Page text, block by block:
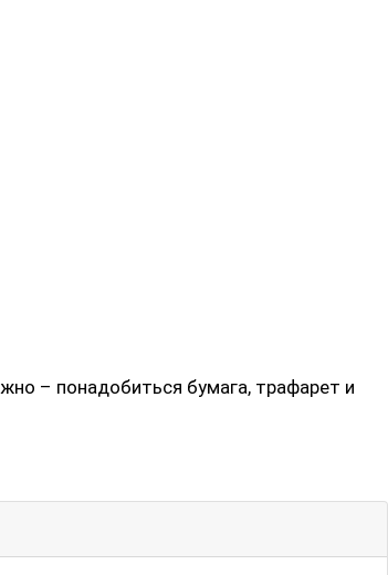
– понадобиться бумага, трафарет и